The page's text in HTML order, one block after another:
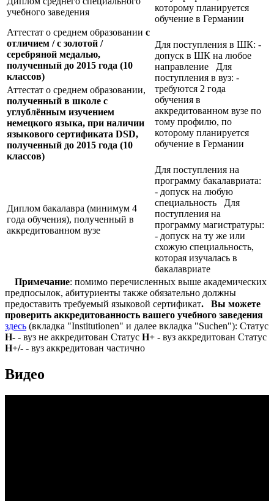
которому планируется
обучение в Германии
учебного заведения
Аттестат о среднем образовании с
отличием / с золотой /
серебряной медалью,
полученный до 2015 года (10
классов)
Для поступления в ШК: -
допуск в ШК на любое
направление Для
поступления в вуз: -
требуются 2 года
обучения в
аккредитованном вузе по
тому профилю, по
которому планируется
обучение в Германии
Аттестат о среднем образовании,
полученный в школе с
углублённым изучением
немецкого языка, при наличии
языкового сертификата DSD,
полученный до 2015 года (10
классов)
Диплом бакалавра (минимум 4
года обучения), полученный в
аккредитованном вузе
Для поступления на
программу бакалавриата:
- допуск на любую
специальность Для
поступления на
программу магистратуры:
- допуск на ту же или
схожую специальность,
которая изучалась в
бакалавриате
Примечание: помимо перечисленных выше академических
предпосылок, абитуриенты также обязательно должны
предоставить требуемый языковой сертификат.
Вы можете
проверить аккредитованность вашего учебного заведения
здесь (вкладка "Institutionen" и далее вкладка "Suchen"): Статус
Н- - вуз не аккредитован Статус Н+ - вуз аккредитован Статус
Н+/- - вуз аккредитован частично
Видео